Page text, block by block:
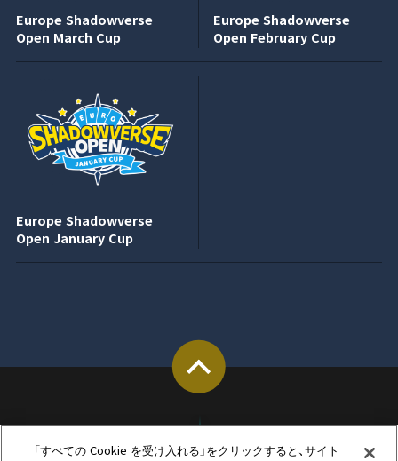
Europe Shadowverse
Open March Cup
Europe Shadowverse
Open February Cup
Europe Shadowverse
Open January Cup
「すべての Cookie を受け入れる」をクリックすると、サイト